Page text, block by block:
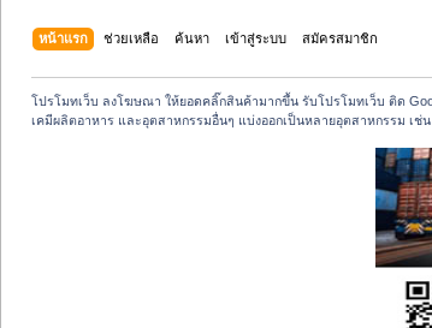
หน้าแรก ช่วยเหลือ ค้นหา เข้าสู่ระบบ สมัครสมาชิก
โปรโมทเว็บ ลงโฆษณา ให้ยอดคลิ๊กสินค้ามากขึ้น รับโปรโมทเว็บ ติด
เคมีผลิตอาหาร และอุตสาหกรรมอื่นๆ แบ่งออกเป็นหลายอุตสาหกรรม เช่